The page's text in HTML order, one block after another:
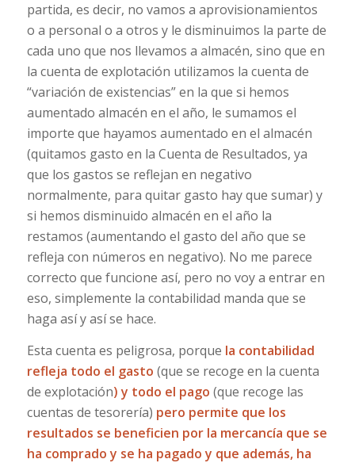
partida, es decir, no vamos a aprovisionamientos
o a personal o a otros y le disminuimos la parte de
cada uno que nos llevamos a almacén, sino que en
la cuenta de explotación utilizamos la cuenta de
“variación de existencias” en la que si hemos
aumentado almacén en el año, le sumamos el
importe que hayamos aumentado en el almacén
(quitamos gasto en la Cuenta de Resultados, ya
que los gastos se reflejan en negativo
normalmente, para quitar gasto hay que sumar) y
si hemos disminuido almacén en el año la
restamos (aumentando el gasto del año que se
refleja con números en negativo). No me parece
correcto que funcione así, pero no voy a entrar en
eso, simplemente la contabilidad manda que se
haga así y así se hace.
Esta cuenta es peligrosa, porque la contabilidad
refleja todo el gasto (que se recoge en la cuenta
de explotación) y todo el pago (que recoge las
cuentas de tesorería) pero permite que los
resultados se beneficien por la mercancía que se
ha comprado y se ha pagado y que además, ha